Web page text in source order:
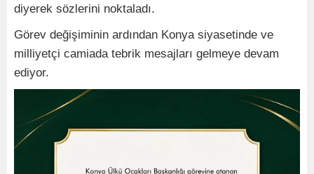
diyerek sözlerini noktaladı.
Görev değişiminin ardından Konya siyasetinde ve
milliyetçi camiada tebrik mesajları gelmeye devam
ediyor.